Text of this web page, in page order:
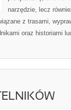
narzędzie, lecz
z trasami,
oraz historiami